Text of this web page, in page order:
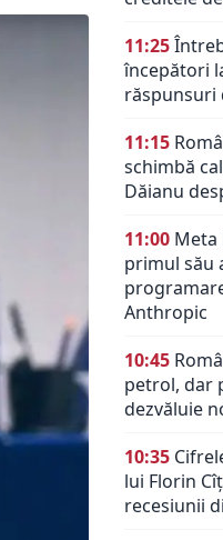
11:25
începători
răspunsuri
11:15
schimbă
Dăianu
11:00 Meta
primul său
Anthropic
10:45
petrol, dar
dezvăluie
10:35
lui Florin
recesiunii